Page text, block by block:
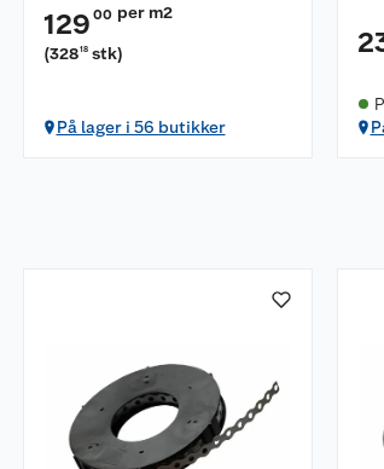
129 00 per m2
(32818 stk)
På lager i 56 butikker